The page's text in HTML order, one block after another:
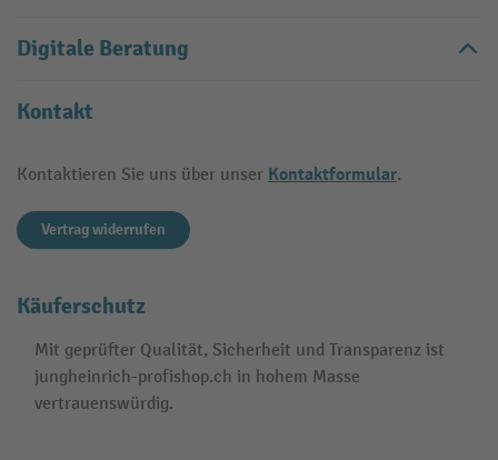
Digitale Beratung
Kontakt
Kontaktieren Sie uns über unser Kontaktformular.
Vertrag widerrufen
Käuferschutz
Mit geprüfter Qualität, Sicherheit und Transparenz ist
jungheinrich-profishop.ch in hohem Masse
vertrauenswürdig.